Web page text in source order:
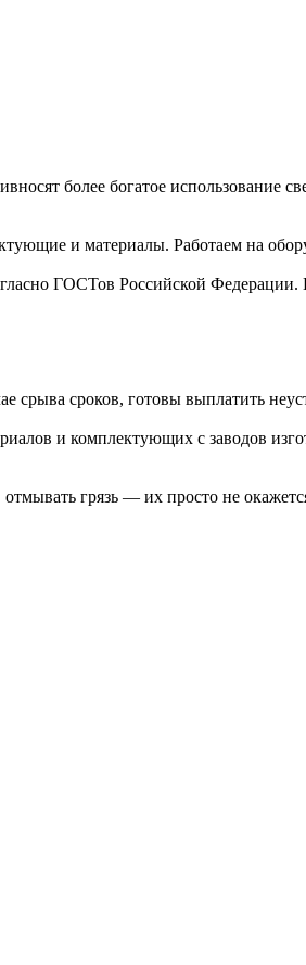
более богатое использование
и материалы. Работаем на
ГОСТов Российской
срыва сроков, готовы выплатить
и комплектующих с заводов
грязь — их просто не